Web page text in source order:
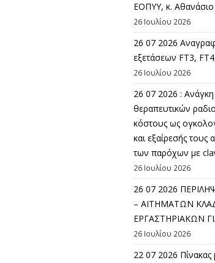
ΕΟΠΥΥ, κ.
26 Ιουλίου 2026
26 07 2026
εξετάσεων FT3,
26 Ιουλίου 2026
26 07 2026 :
θεραπευτικών
κόστους ως
και εξαίρεσής
των παρόχων με
26 Ιουλίου 2026
26 07 2026
– ΑΙΤΗΜΑΤΩΝ
ΕΡΓΑΣΤΗΡΙΑΚΩΝ
26 Ιουλίου 2026
22 07 2026 Πίνακας